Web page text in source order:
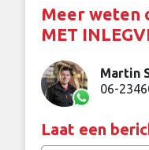
Meer weten
MET
Martin
06-
Laat een